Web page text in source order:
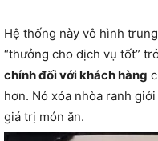
Hệ thống này vô hình
“thưởng cho dịch vụ tốt”
chính đối với khách hàng
hơn. Nó xóa nhòa ranh
giá trị món ăn.